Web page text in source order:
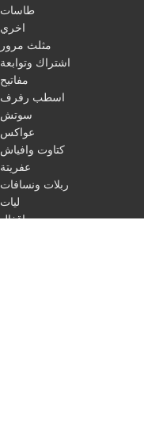
طاسات
اخري
مثلث مرور
اشتراك وتوابعة
مفاتيح
اسطب رفرف
سوتش
عواكس
كتاوت وافياش
عفريتة
ربلات ونسافات
ليات
اقفال